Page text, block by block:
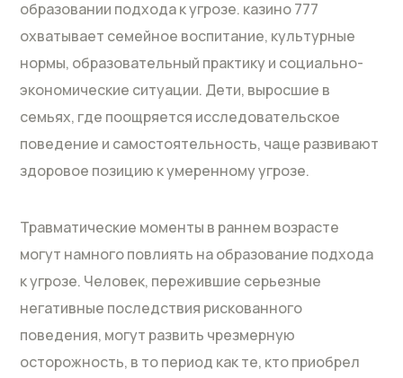
образовании подхода к угрозе. казино 777
охватывает семейное воспитание, культурные
нормы, образовательный практику и социально-
экономические ситуации. Дети, выросшие в
семьях, где поощряется исследовательское
поведение и самостоятельность, чаще развивают
здоровое позицию к умеренному угрозе.
Травматические моменты в раннем возрасте
могут намного повлиять на образование подхода
к угрозе. Человек, пережившие серьезные
негативные последствия рискованного
поведения, могут развить чрезмерную
осторожность, в то период как те, кто приобрел